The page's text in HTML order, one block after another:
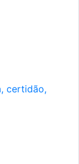
certidão,